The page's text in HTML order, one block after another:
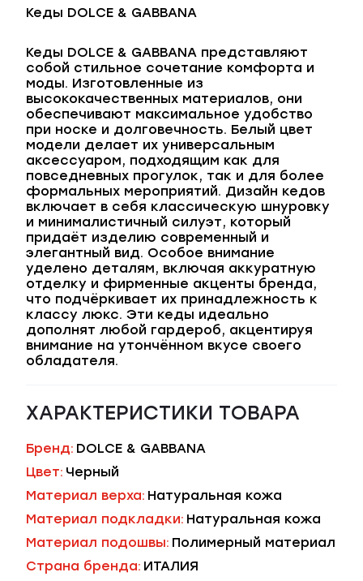
Кеды DOLCE & GABBANA
Кеды DOLCE & GABBANA представляют
собой стильное сочетание комфорта и
моды. Изготовленные из
высококачественных материалов, они
обеспечивают максимальное удобство
при носке и долговечность. Белый цвет
модели делает их универсальным
аксессуаром, подходящим как для
повседневных прогулок, так и для более
формальных мероприятий. Дизайн кедов
включает в себя классическую шнуровку
и минималистичный силуэт, который
придаёт изделию современный и
элегантный вид. Особое внимание
уделено деталям, включая аккуратную
отделку и фирменные акценты бренда,
что подчёркивает их принадлежность к
классу люкс. Эти кеды идеально
дополнят любой гардероб, акцентируя
внимание на утончённом вкусе своего
обладателя.
ХАРАКТЕРИСТИКИ ТОВАРА
Бренд: DOLCE & GABBANA
Цвет: Черный
Материал верха: Натуральная кожа
Материал подкладки: Натуральная кожа
Материал подошвы: Полимерный материал
Страна бренда: ИТАЛИЯ